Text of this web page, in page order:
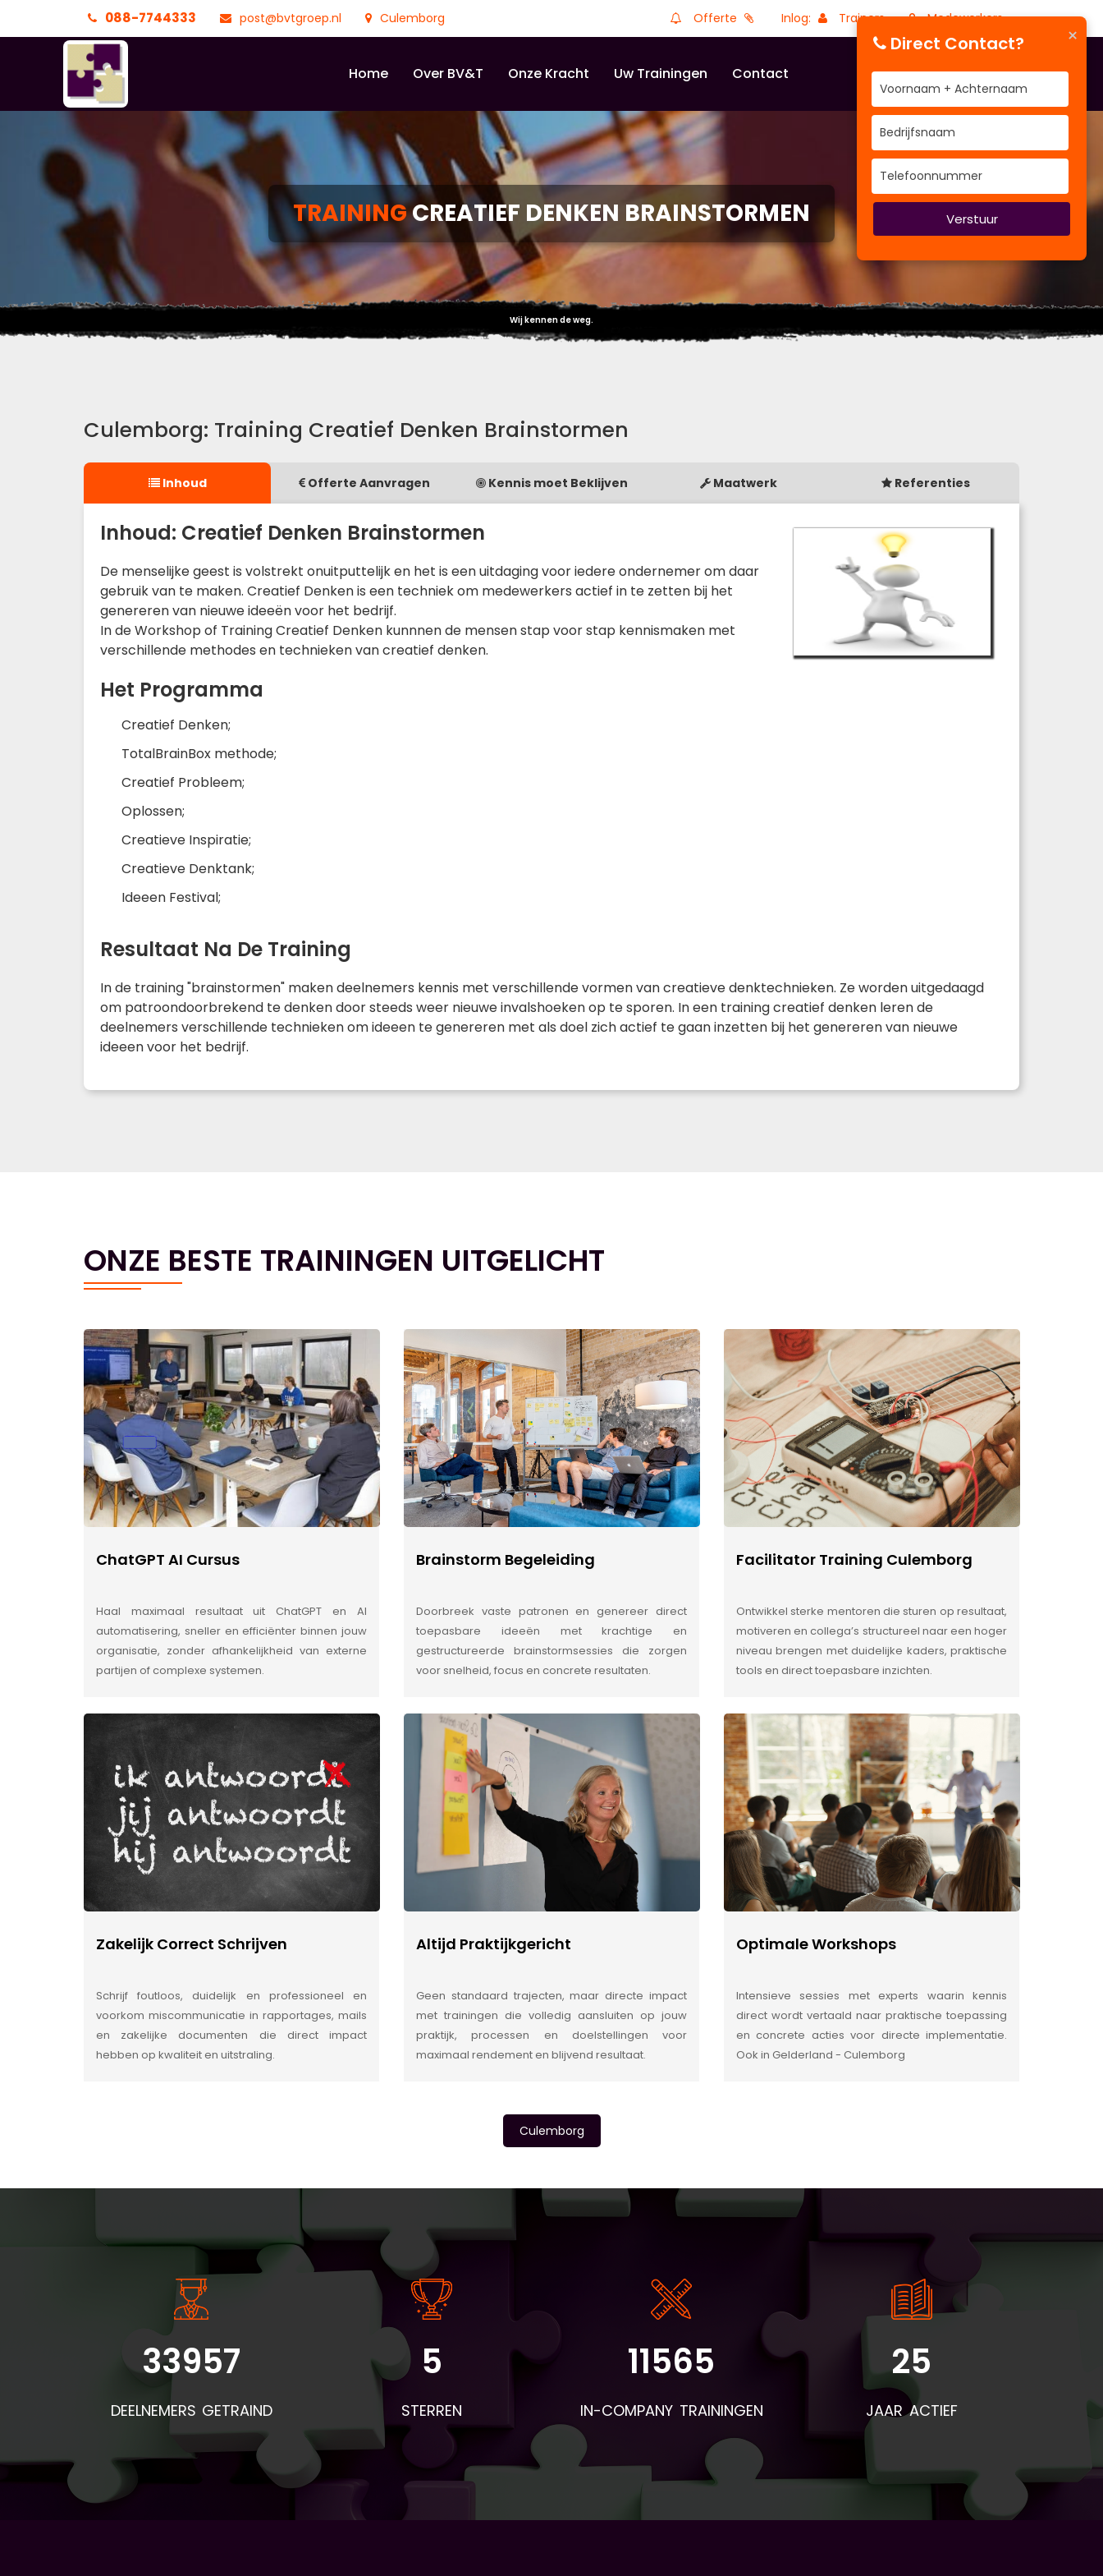
088-7744333 post@bvtgroep.nl Culemborg Offerte Inlog: Trainers Medewerkers
Home Over BV&T Onze Kracht Uw Trainingen Contact
TRAININGCREATIEF DENKEN BRAINSTORMEN
Wij kennen de weg.
Culemborg: Training Creatief Denken Brainstormen
Inhoud Offerte Aanvragen Kennis moet Beklijven Maatwerk Referenties
Inhoud: Creatief Denken Brainstormen
De menselijke geest is volstrekt onuitputtelijk en het is een uitdaging voor iedere ondernemer om daar
gebruik van te maken. Creatief Denken is een techniek om medewerkers actief in te zetten bij het
genereren van nieuwe ideeën voor het bedrijf.
In de Workshop of Training Creatief Denken kunnnen de mensen stap voor stap kennismaken met
verschillende methodes en technieken van creatief denken.
Het Programma
Creatief Denken;
TotalBrainBox methode;
Creatief Probleem;
Oplossen;
Creatieve Inspiratie;
Creatieve Denktank;
Ideeen Festival;
Resultaat Na De Training
In de training "brainstormen" maken deelnemers kennis met verschillende vormen van creatieve denktechnieken. Ze worden uitgedaagd
om patroondoorbrekend te denken door steeds weer nieuwe invalshoeken op te sporen. In een training creatief denken leren de
deelnemers verschillende technieken om ideeen te genereren met als doel zich actief te gaan inzetten bij het genereren van nieuwe
ideeen voor het bedrijf.
ONZE BESTE TRAININGEN UITGELICHT
ChatGPT AI Cursus
Haal maximaal resultaat uit ChatGPT en AI
automatisering, sneller en efficiënter binnen jouw
organisatie, zonder afhankelijkheid van externe
partijen of complexe systemen.
Brainstorm Begeleiding
Doorbreek vaste patronen en genereer direct
toepasbare ideeën met krachtige en
gestructureerde brainstormsessies die zorgen
voor snelheid, focus en concrete resultaten.
Facilitator Training Culemborg
Ontwikkel sterke mentoren die sturen op resultaat,
motiveren en collega’s structureel naar een hoger
niveau brengen met duidelijke kaders, praktische
tools en direct toepasbare inzichten.
Zakelijk Correct Schrijven
Schrijf foutloos, duidelijk en professioneel en
voorkom miscommunicatie in rapportages, mails
en zakelijke documenten die direct impact
hebben op kwaliteit en uitstraling.
Altijd Praktijkgericht
Geen standaard trajecten, maar directe impact
met trainingen die volledig aansluiten op jouw
praktijk, processen en doelstellingen voor
maximaal rendement en blijvend resultaat.
Optimale Workshops
Intensieve sessies met experts waarin kennis
direct wordt vertaald naar praktische toepassing
en concrete acties voor directe implementatie.
Ook in Gelderland - Culemborg
Culemborg
Belangrijke informatie: - De instaptoets en intakeformulieren worden
de deelnemers en woordentrainers per post verstuurd. Neem deze
mee naar de eerste les en geef ze aan de deelnemers. Apart
hiervan wordt een envelop verstuurd met naambordjes,
presentielijsten, pennen en evaluatieformulieren. - Voor aanvullend
materiaal dat geprint moet worden: vraag BV&T hiervoor. - Stuur na
is: piet.brands@ah.nl. Hierin geef je aan wat als lesstof behandeld is
33957
DEELNEMERS GETRAIND
5
STERREN
11565
IN-COMPANY TRAININGEN
25
JAAR ACTIEF
×
Direct Contact?
Verstuur